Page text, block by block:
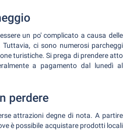
un po' complicato a causa delle
ci sono numerosi parcheggi
turistiche. Si prega di prendere atto
a pagamento dal lunedì al
perdere
attrazioni degne di nota. A partire
è possibile acquistare prodotti locali